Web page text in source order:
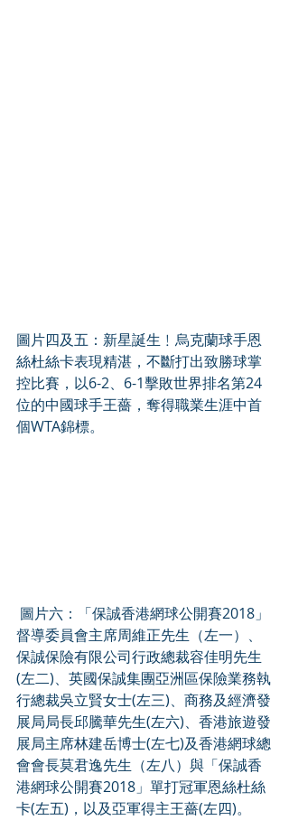
圖片四及五：新星誕生﹗烏克蘭球手恩
絲杜絲卡表現精湛，不斷打出致勝球掌
控比賽，以6-2、6-1擊敗世界排名第24
位的中國球手王薔，奪得職業生涯中首
個WTA錦標。
督導委員會主席周維正先生（左一）、
保誠保險有限公司行政總裁容佳明先生
(左二)、英國保誠集團亞洲區保險業務執
行總裁吳立賢女士(左三)、商務及經濟發
展局局長邱騰華先生(左六)、香港旅遊發
展局主席林建岳博士(左七)及香港網球總
會會長莫君逸先生（左八）與「保誠香
港網球公開賽2018」單打冠軍恩絲杜絲
卡(左五)，以及亞軍得主王薔(左四)。